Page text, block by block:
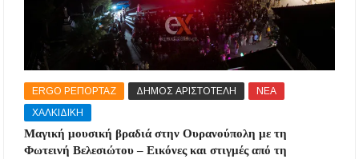
ERGO ΡΕΠΟΡΤΑΖ ΔΗΜΟΣ ΑΡΙΣΤΟΤΕΛΗ
ΝΕΑ
ΧΑΛΚΙΔΙΚΗ
Μαγική μουσική βραδιά στην Ουρανούπολη με τη
Φωτεινή Βελεσιώτου – Εικόνες και στιγμές από τη